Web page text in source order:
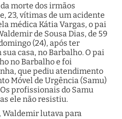
morte dos irmãos
23, vítimas de um acidente
médica Kátia Vargas, o pai
de Sousa Dias, de 59
(24), após ter
casa, no Barbalho. O pai
no Barbalho e foi
que pediu atendimento
Móvel de Urgência (Samu)
profissionais do Samu
ele não resistiu.
Waldemir lutava para